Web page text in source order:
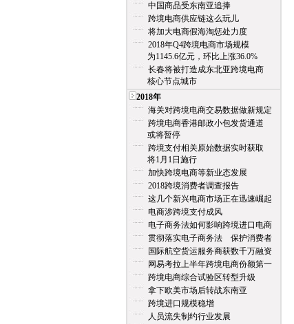
中国商品受东南亚追捧
跨境电商供应链这么玩儿
将加大电商假海淘惩处力度
2018年Q4跨境电商市场规模
为1145.6亿元，环比上涨36.0%
长春将被打造成东北亚跨境电商
核心节点城市
2018年
海关对跨境电商交易数据做新规定
跨境电商香港邮政小包发货通道
或将暂停
跨境支付相关原始数据实时获取
将1月1日施行
加快跨境电商等新业态发展
2018跨境消费者调查报告
这几个新兴电商市场正在迅速崛起
电商涉跨境支付成风
电子商务法如何影响跨境进口电商
贯彻落实电子商务法 保护消费者
国际航空货运服务商获数千万融资
网易考拉上半年跨境电商份额第一
跨境电商综合试验区转型升级
拿下欧美市场后转战东南亚
跨境进口规模稳增
人员流失制约行业发展